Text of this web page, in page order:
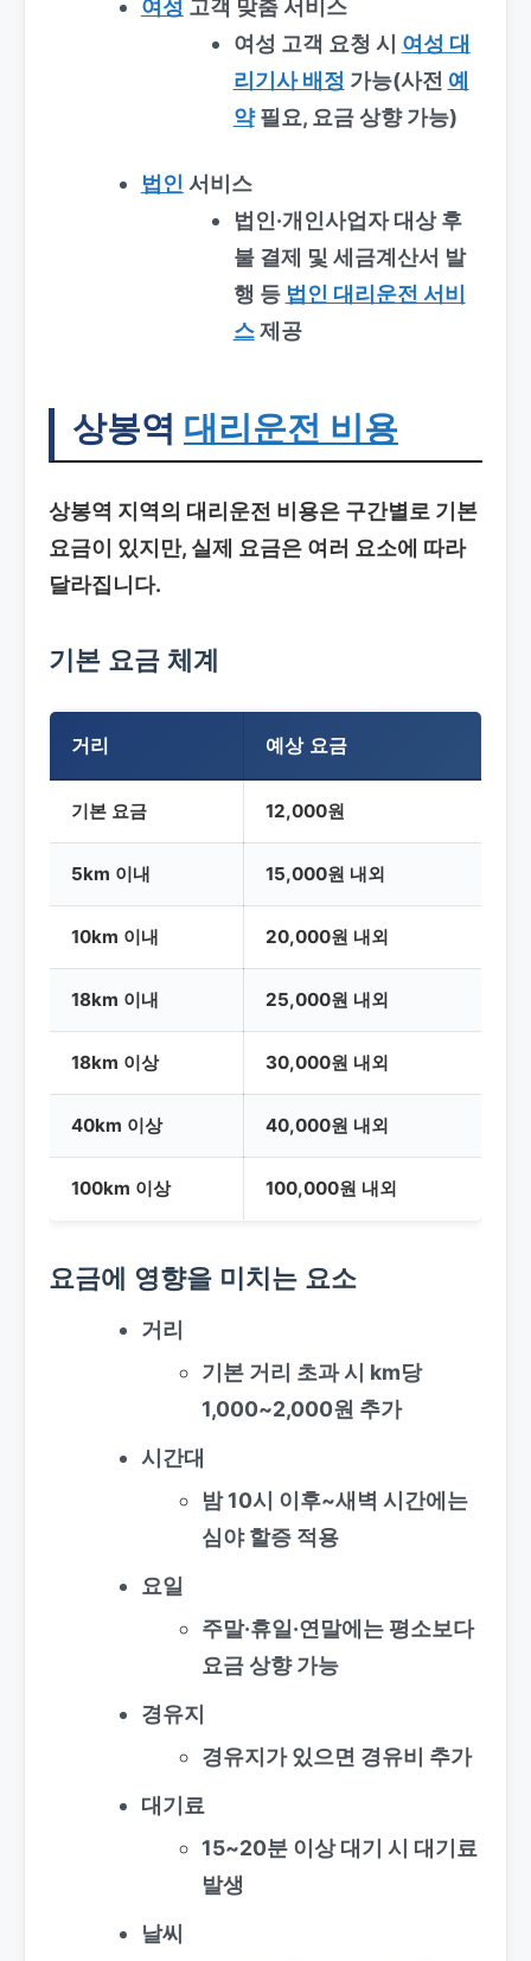
여성 고객 맞춤 서비스
여성 고객 요청 시 여성 대
리기사 배정 가능(사전 예
약필요, 요금 상향 가능)
법인 서비스
법인·개인사업자 대상 후
불 결제 및 세금계산서 발
행 등 법인 대리운전 서비
스제공
상봉역 대리운전 비용
상봉역 지역의 대리운전 비용은 구간별로 기본
요금이 있지만, 실제 요금은 여러 요소에 따라
달라집니다.
기본 요금 체계
거리 예상 요금
기본 요금 12,000원
5km 이내 15,000원 내외
10km 이내 20,000원 내외
18km 이내 25,000원 내외
18km 이상 30,000원 내외
40km 이상 40,000원 내외
100km 이상 100,000원 내외
요금에 영향을 미치는 요소
거리
기본 거리 초과 시 km당
1,000~2,000원 추가
시간대
밤 10시 이후~새벽 시간에는
심야 할증 적용
요일
주말·휴일·연말에는 평소보다
요금 상향 가능
경유지
경유지가 있으면 경유비 추가
대기료
15~20분 이상 대기 시 대기료
발생
날씨